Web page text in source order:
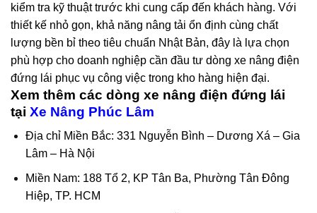
kiểm tra kỹ thuật trước khi cung cấp đến khách hàng. Với
thiết kế nhỏ gọn, khả năng nâng tải ổn định cùng chất
lượng bền bỉ theo tiêu chuẩn Nhật Bản, đây là lựa chọn
phù hợp cho doanh nghiệp cần đầu tư dòng xe nâng điện
đứng lái phục vụ công việc trong kho hàng hiện đại.
Xem thêm các dòng xe nâng điện đứng lái
tại Xe Nâng Phúc Lâm
Địa chỉ Miền Bắc: 331 Nguyễn Bình – Dương Xá – Gia
Lâm – Hà Nội
Miền Nam: 188 Tổ 2, KP Tân Ba, Phường Tân Đông
Hiệp, TP. HCM